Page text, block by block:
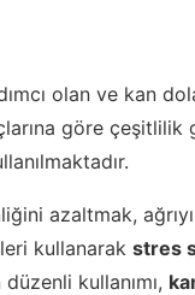
olan ve kan
göre
azaltmak,
kullanarak stres
kullanımı,